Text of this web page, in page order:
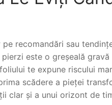
recomandări sau
este o greșeală gravă
te expune riscului
scădere a pieței
clar și a unui orizont de